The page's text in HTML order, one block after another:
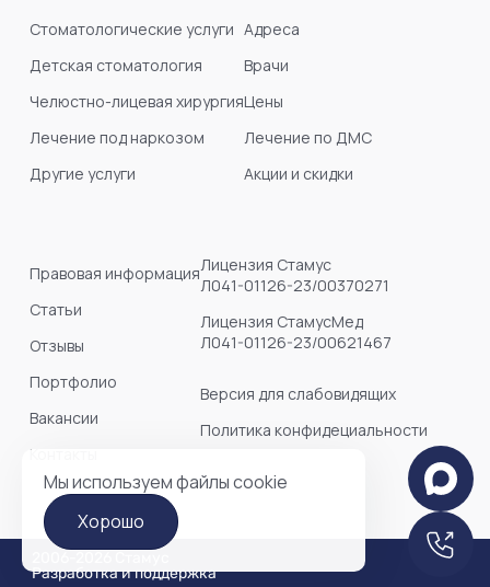
Мы используем файлы cookie
Хорошо
Стоматологические услуги
Детская стоматология
Челюстно-лицевая хирургия
Лечение под наркозом
Другие услуги
Адреса
Врачи
Цены
Лечение по ДМС
Акции и скидки
Правовая информация
Статьи
Отзывы
Портфолио
Вакансии
Контакты
Лицензия Стамус
Л041-01126-23/00370271
Лицензия СтамусМед
Л041-01126-23/00621467
Версия для слабовидящих
Политика конфидециальности
Разработка и поддержка